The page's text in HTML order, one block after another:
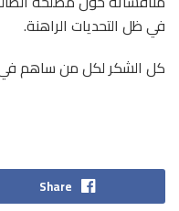
في ظل التحديات الراهنة.
كل الشكر لكل من ساهم في
Share